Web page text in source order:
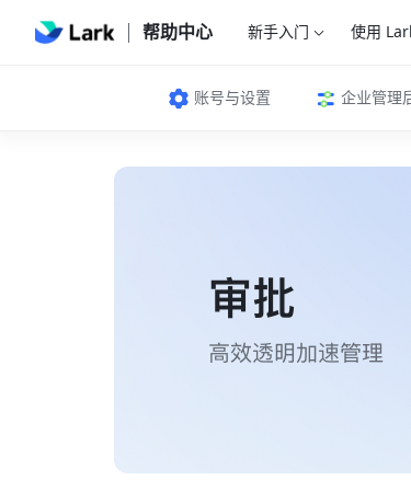
帮助中心 新手入门 使用
账号与设置 企业管理